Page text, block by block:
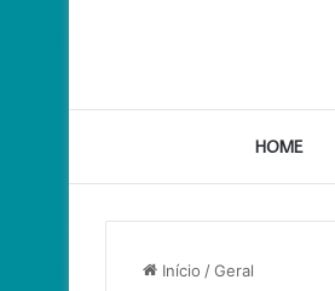
HOME
Início /Geral